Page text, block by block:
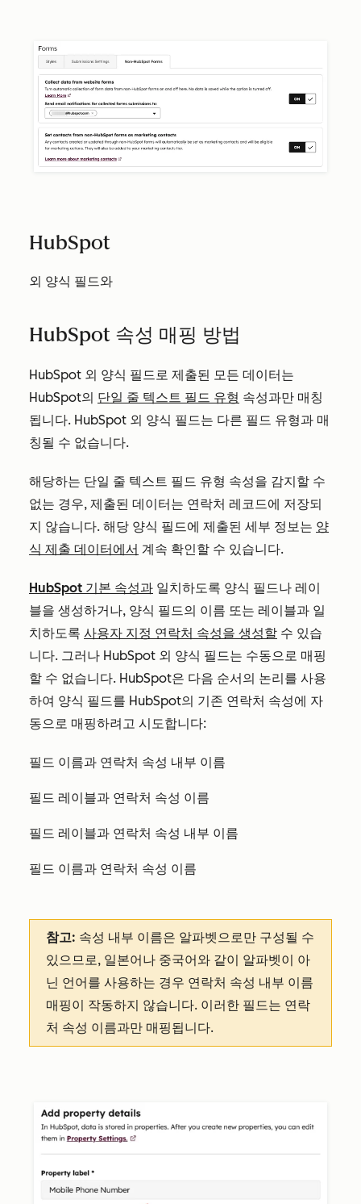
HubSpot
외 양식 필드와
HubSpot 속성 매핑 방법
HubSpot 외 양식 필드로 제출된 모든 데이터는
HubSpot의 단일 줄 텍스트 필드 유형 속성과만 매칭
됩니다. HubSpot 외 양식 필드는 다른 필드 유형과 매
칭될 수 없습니다.
해당하는 단일 줄 텍스트 필드 유형 속성을 감지할 수
없는 경우, 제출된 데이터는 연락처 레코드에 저장되
지 않습니다. 해당 양식 필드에 제출된 세부 정보는 양
식 제출 데이터에서 계속 확인할 수 있습니다.
HubSpot 기본 속성과 일치하도록 양식 필드나 레이
블을 생성하거나, 양식 필드의 이름 또는 레이블과 일
치하도록 사용자 지정 연락처 속성을 생성할 수 있습
니다. 그러나 HubSpot 외 양식 필드는 수동으로 매핑
할 수 없습니다. HubSpot은 다음 순서의 논리를 사용
하여 양식 필드를 HubSpot의 기존 연락처 속성에 자
동으로 매핑하려고 시도합니다:
필드 이름과 연락처 속성 내부 이름
필드 레이블과 연락처 속성 이름
필드 레이블과 연락처 속성 내부 이름
필드 이름과 연락처 속성 이름
참고: 속성 내부 이름은 알파벳으로만 구성될 수
있으므로, 일본어나 중국어와 같이 알파벳이 아
닌 언어를 사용하는 경우 연락처 속성 내부 이름
매핑이 작동하지 않습니다. 이러한 필드는 연락
처 속성 이름과만 매핑됩니다.